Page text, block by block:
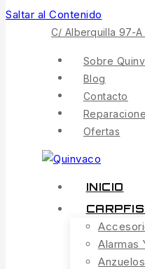
Saltar al Contenido
C/ Alberquilla 97-
Sobre
Blog
Contacto
Ofertas
INICIO
Alarmas